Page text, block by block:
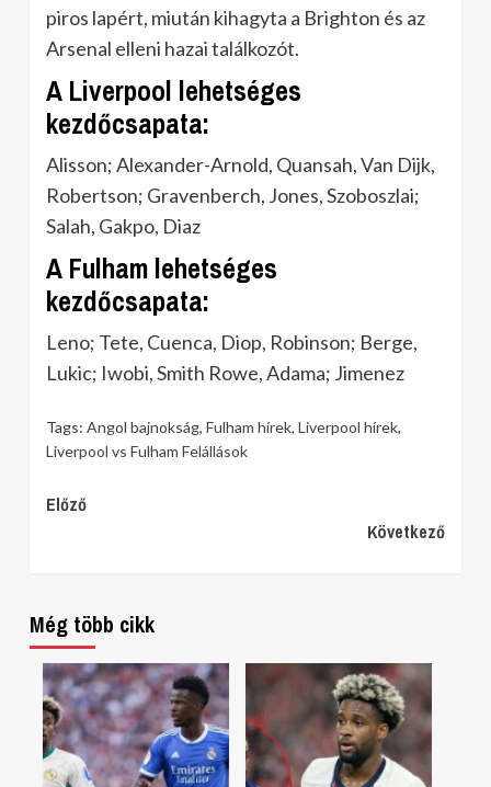
piros lapért, miután kihagyta a Brighton és az
Arsenal elleni hazai találkozót.
A Liverpool lehetséges
kezdőcsapata:
Alisson; Alexander-Arnold, Quansah, Van Dijk,
Robertson; Gravenberch, Jones, Szoboszlai;
Salah, Gakpo, Diaz
A Fulham lehetséges
kezdőcsapata:
Leno; Tete, Cuenca, Diop, Robinson; Berge,
Lukic; Iwobi, Smith Rowe, Adama; Jimenez
Tags: Angol bajnokság, Fulham hírek, Liverpool hírek,
Liverpool vs Fulham Felállások
Continue
Előző
Következő
Még több cikk